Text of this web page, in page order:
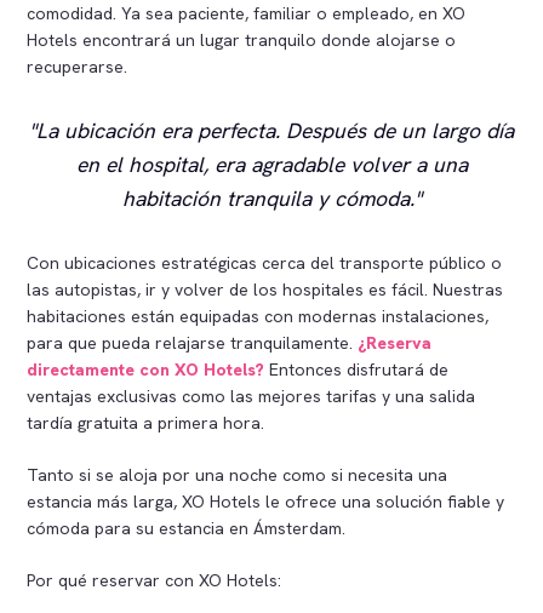
comodidad. Ya sea paciente, familiar o empleado, en XO
Hotels encontrará un lugar tranquilo donde alojarse o
recuperarse.
La ubicación era perfecta. Después de un largo día
en el hospital, era agradable volver a una
habitación tranquila y cómoda.
Con ubicaciones estratégicas cerca del transporte público o
las autopistas, ir y volver de los hospitales es fácil. Nuestras
habitaciones están equipadas con modernas instalaciones,
para que pueda relajarse tranquilamente. ¿Reserva
directamente con XO Hotels? Entonces disfrutará de
ventajas exclusivas como las mejores tarifas y una salida
tardía gratuita a primera hora.
Tanto si se aloja por una noche como si necesita una
estancia más larga, XO Hotels le ofrece una solución fiable y
cómoda para su estancia en Ámsterdam.
Por qué reservar con XO Hotels: